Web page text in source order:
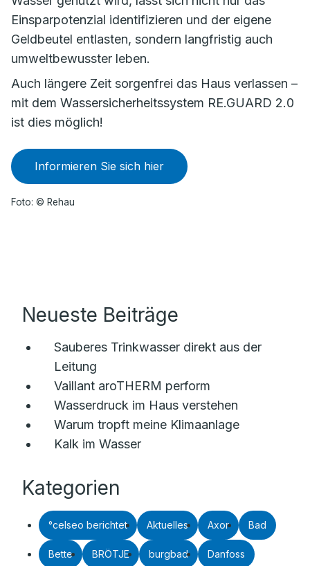
Einsparpotenzial identifizieren und der eigene
Geldbeutel entlasten, sondern langfristig auch
umweltbewusster leben.
Auch längere Zeit sorgenfrei das Haus verlassen –
mit dem Wassersicherheitssystem RE.GUARD 2.0
ist dies möglich!
Informieren Sie sich hier
Foto: © Rehau
Neueste Beiträge
Sauberes Trinkwasser direkt aus der
Leitung
Vaillant aroTHERM perform
Wasserdruck im Haus verstehen
Warum tropft meine Klimaanlage
Kalk im Wasser
Kategorien
°celseo berichtet Aktuelles Axor Bad
Bette BRÖTJE burgbad Danfoss